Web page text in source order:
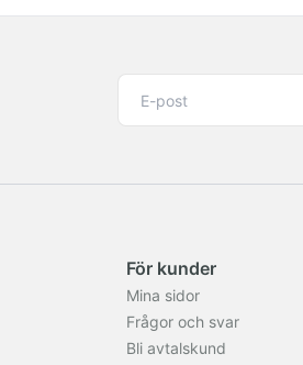
För kunder
Mina sidor
Frågor och svar
Bli avtalskund